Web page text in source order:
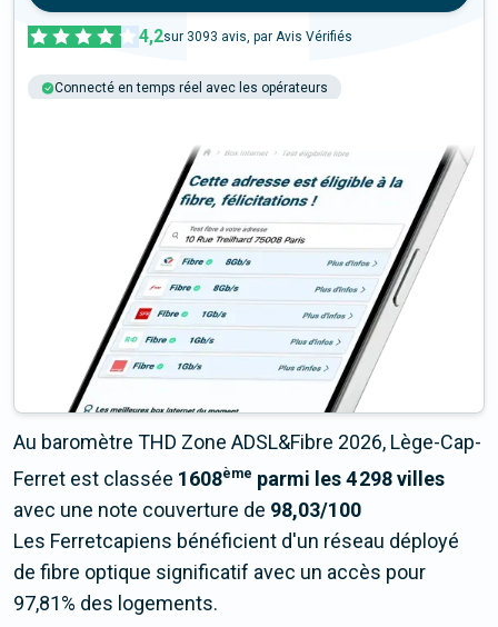
4,2sur 3093 avis, par Avis Vérifiés
Connecté en temps réel avec les opérateurs
Au baromètre THD Zone ADSL&Fibre 2026, Lège-Cap-
Ferret est classée 1608ème parmi les 4 298 villes
avec une note couverture de 98,03/100
Les Ferretcapiens bénéficient d'un réseau déployé
de fibre optique significatif avec un accès pour
97,81% des logements.